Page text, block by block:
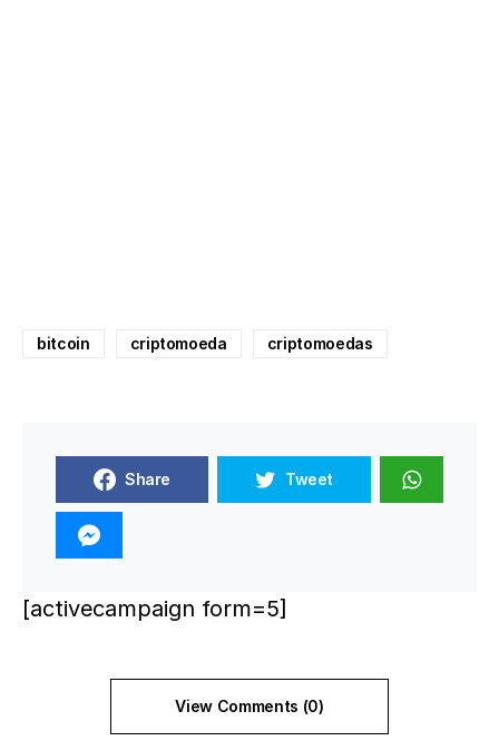
bitcoin criptomoeda criptomoedas
Share Tweet
[activecampaign form=5]
View Comments (0)